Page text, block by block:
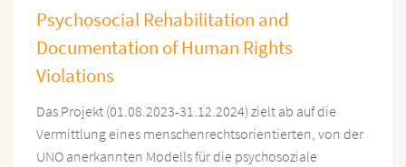
Psychosocial Rehabilitation and
Documentation of Human Rights
Violations
Das Projekt (01.08.2023-31.12.2024) zielt ab auf die
Vermittlung eines menschenrechtsorientierten, von der
UNO anerkannten Modells für die psychosoziale